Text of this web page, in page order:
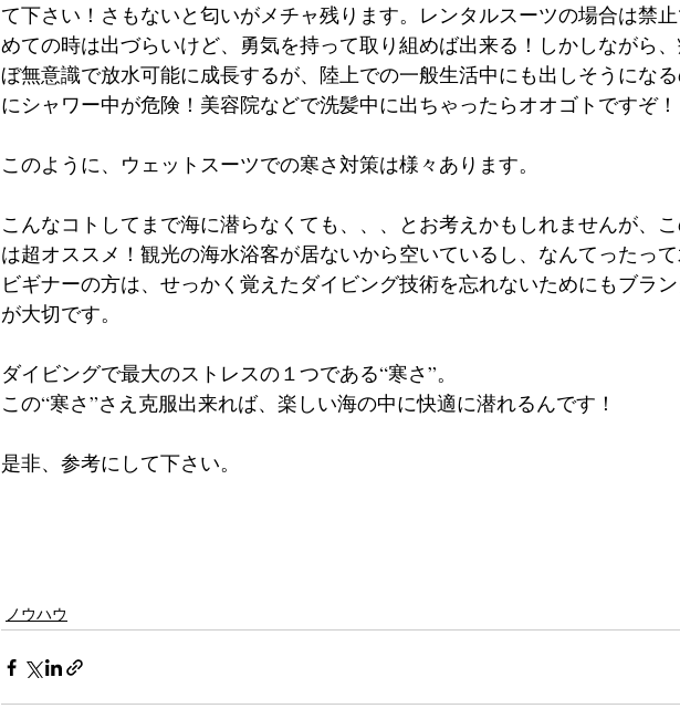
て下さい！さもないと匂いがメチャ残ります。レンタルスーツの場合は禁
めての時は出づらいけど、勇気を持って取り組めば出来る！しかしながら
ぼ無意識で放水可能に成長するが、陸上での一般生活中にも出しそうにな
にシャワー中が危険！美容院などで洗髪中に出ちゃったらオオゴトですぞ！
このように、ウェットスーツでの寒さ対策は様々あります。
こんなコトしてまで海に潜らなくても、、、とお考えかもしれませんが、
は超オススメ！観光の海水浴客が居ないから空いているし、なんてったって
ビギナーの方は、せっかく覚えたダイビング技術を忘れないためにもブラ
が大切です。
ダイビングで最大のストレスの１つである“寒さ”。
この“寒さ”さえ克服出来れば、楽しい海の中に快適に潜れるんです！
是非、参考にして下さい。
ノウハウ